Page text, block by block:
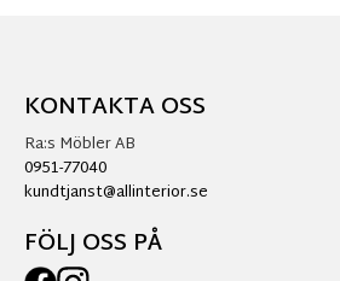
KONTAKTA OSS
Ra:s Möbler AB
0951-77040
kundtjanst@allinterior.se
FÖLJ OSS PÅ